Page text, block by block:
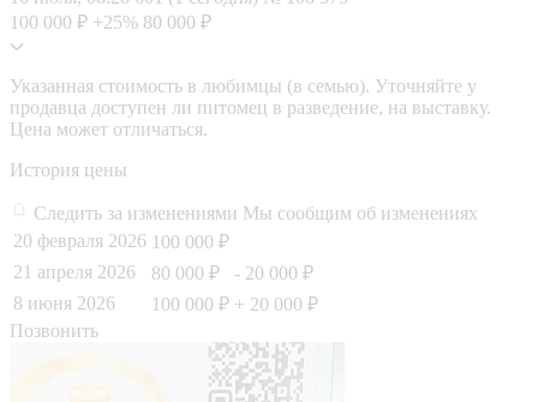
100 000 ₽ +25% 80 000 ₽
Указанная стоимость в любимцы (в семью). Уточняйте у
продавца доступен ли питомец в разведение, на выставку.
Цена может отличаться.
История цены
Следить за изменениями Мы сообщим об изменениях
20 февраля 2026 100 000 ₽
21 апреля 2026
80 000 ₽
- 20 000 ₽
8 июня 2026
100 000 ₽ + 20 000 ₽
Позвонить